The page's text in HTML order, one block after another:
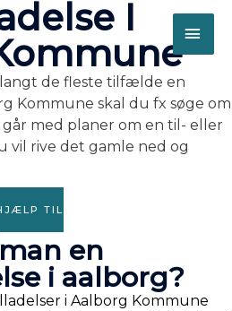
I
de fleste tilfælde en
Kommune skal du fx søge om
med planer om en til- eller
vil rive det gamle ned og
TIL
en
i aalborg?
i Aalborg Kommune